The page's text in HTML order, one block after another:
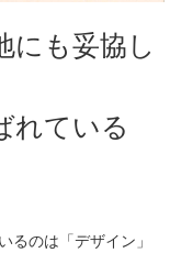
にも妥協し
れている
るのは「デザイン」